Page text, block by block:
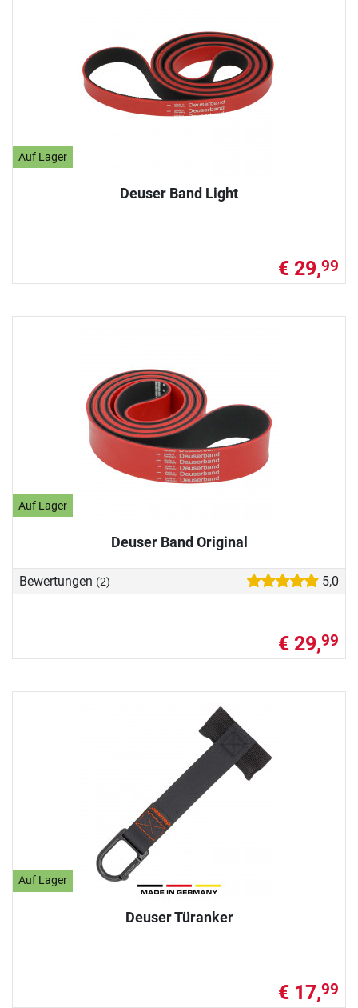
Auf Lager
Deuser Band Light
€ 29,99
Auf Lager
Deuser Band Original
Bewertungen (2) 5,0
€ 29,99
Auf Lager
Deuser Türanker
€ 17,99